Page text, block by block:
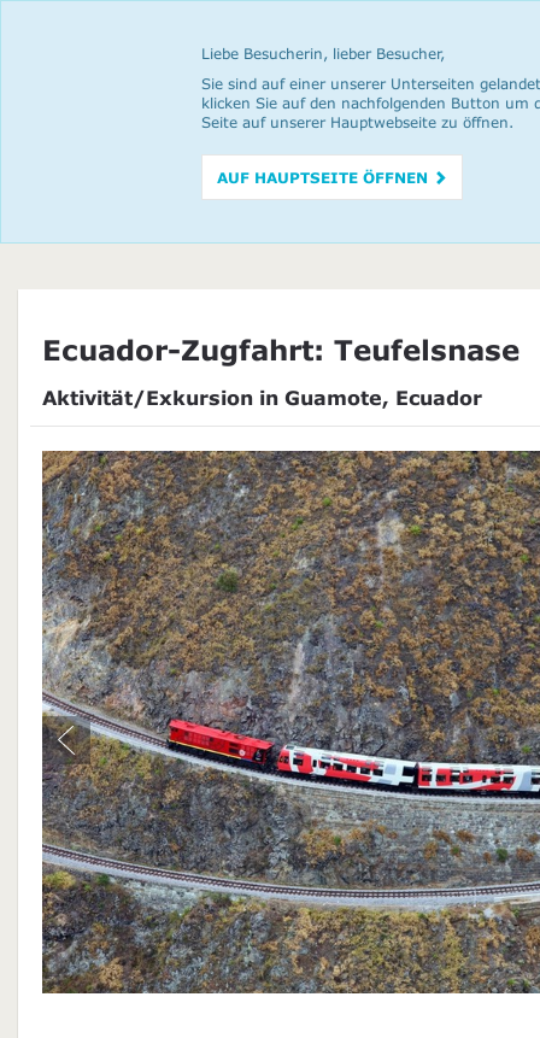
Liebe Besucherin, lieber Besucher,
Sie sind auf einer unserer Unterseiten
klicken Sie auf den nachfolgenden Button um
Seite auf unserer Hauptwebseite zu öffnen.
AUF HAUPTSEITE ÖFFNEN
Ecuador-Zugfahrt: Teufelsnase
Aktivität/Exkursion in Guamote, Ecuador